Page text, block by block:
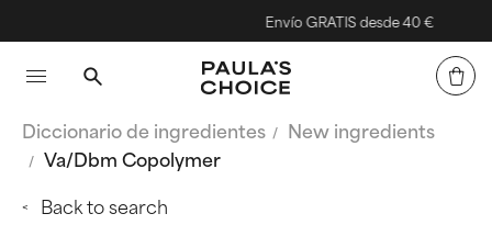
Envío GRATIS desde 40 €
Diccionario de ingredientes
New ingredients
Va/Dbm Copolymer
Back to search